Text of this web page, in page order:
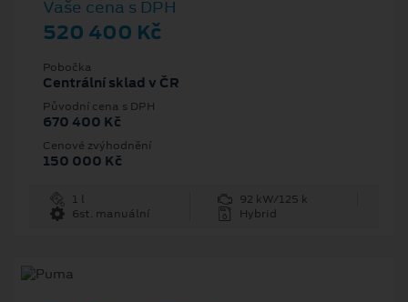
Vaše cena s DPH
520 400 Kč
Pobočka
Centrální sklad v ČR
Původní cena s DPH
670 400 Kč
Cenové zvýhodnění
150 000 Kč
1 l
92 kW/125 k
6st. manuální
Hybrid